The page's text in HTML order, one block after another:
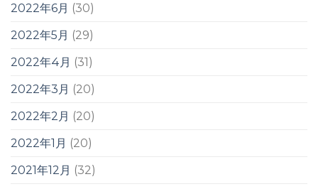
2022年6月 (30)
2022年5月 (29)
2022年4月 (31)
2022年3月 (20)
2022年2月 (20)
2022年1月 (20)
2021年12月 (32)